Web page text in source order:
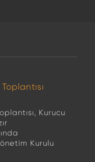
Kurucu
Kurulu